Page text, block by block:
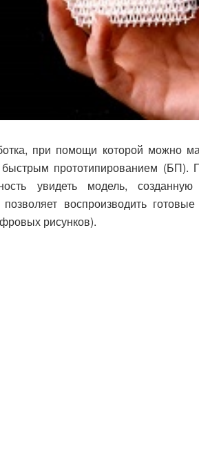
при помощи которой можно
быстрым прототипированием
увидеть модель,
позволяет воспроизводить
рисунков).